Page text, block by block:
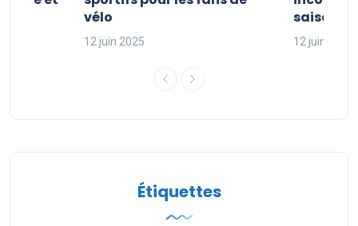
vélo
12 juin 2025
saison
12 juin 2025
Étiquettes